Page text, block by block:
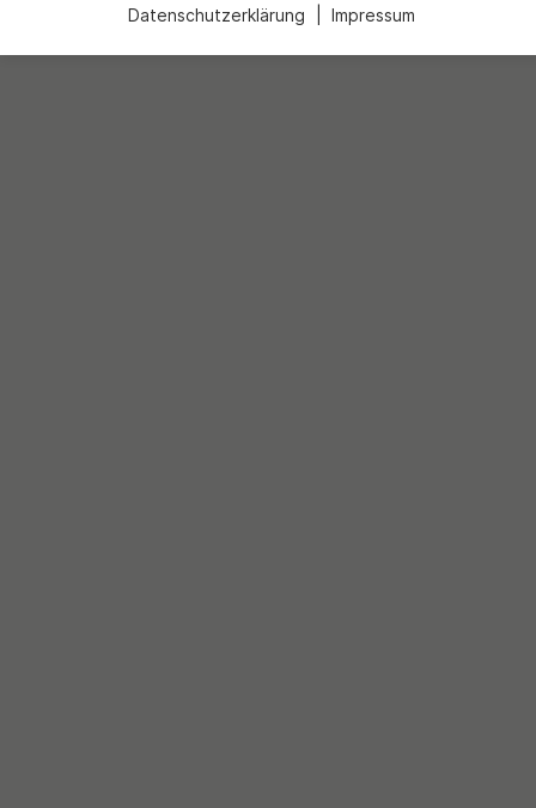
Datenschutzerklärung Impressum